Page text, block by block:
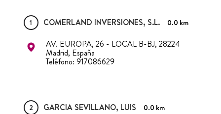
1 COMERLAND INVERSIONES, S.L. 0.0 km
AV. EUROPA, 26 - LOCAL B-BJ, 28224
Madrid, España
Teléfono: 917086629
2 GARCIA SEVILLANO, LUIS 0.0 km